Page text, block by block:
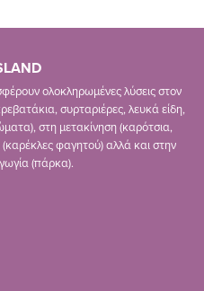
ολοκληρωμένες λύσεις στον
συρταριέρες, λευκά είδη,
στη μετακίνηση (καρότσια,
φαγητού) αλλά και στην
(πάρκα).